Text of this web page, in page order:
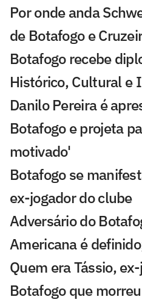
Por onde anda
de Botafogo e
Botafogo recebe
Histórico, Cultural e
Danilo Pereira é
Botafogo e projeta
motivado'
Botafogo se
ex-jogador do clube
Adversário do
Americana é
Quem era Tássio,
Botafogo que